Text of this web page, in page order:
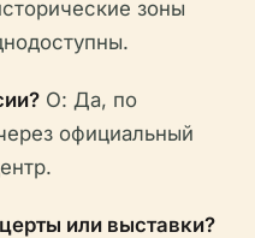
зоны
О: Да, по
официальный
или выставки?